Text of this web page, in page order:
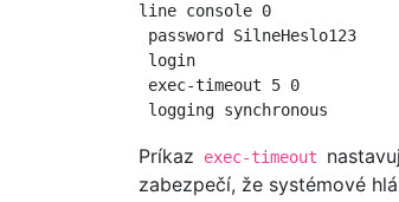
line console 0
password SilneHeslo123
login
exec-timeout 5 0
Príkaz exec-timeout
zabezpečí, že systémové